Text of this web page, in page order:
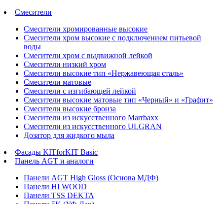
Смесители
Смесители хромированные высокие
Смесители хром высокие с подключением питьевой
воды
Смесители хром с выдвижной лейкой
Смесители низкий хром
Смесители высокие тип «Нержавеющая сталь»
Смесители матовые
Смесители с изгибающей лейкой
Смесители высокие матовые тип «Черный» и «Графит»
Смесители высокие бронза
Смесители из искусственного Marrbaxx
Смесители из искусственного ULGRAN
Дозатор для жидкого мыла
Фасады KITforKIT Basic
Панель AGT и аналоги
Панели AGT High Gloss (Основа МДФ)
Панели HI WOOD
Панели TSS DEKTA